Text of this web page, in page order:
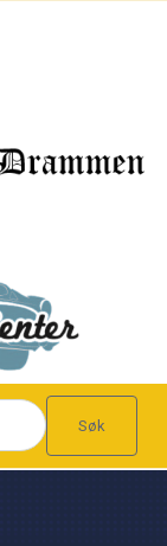
Søk